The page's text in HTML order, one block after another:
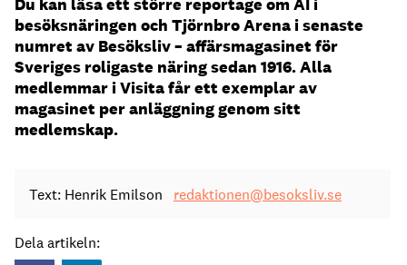
Du kan läsa ett större reportage om AI i
besöksnäringen och Tjörnbro Arena i senaste
numret av Besöksliv – affärsmagasinet för
Sveriges roligaste näring sedan 1916. Alla
medlemmar i Visita får ett exemplar av
magasinet per anläggning genom sitt
medlemskap.
Text: Henrik Emilson redaktionen@besoksliv.se
Dela artikeln: